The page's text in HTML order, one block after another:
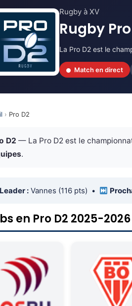
Rugby à XV
Rugby
La Pro D2 est le
Match en direct
› Pro D2
D2 — La Pro D2 est le
.
Leader : Vannes (116 pts) •
en Pro D2 2025-2026